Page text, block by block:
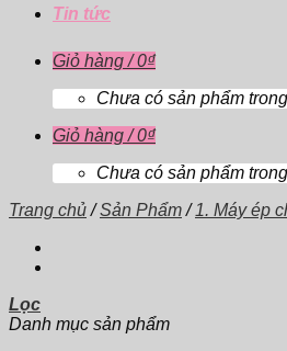
Tin tức
Giỏ hàng /0₫
Chưa có sản phẩm
Giỏ hàng /0₫
Chưa có sản phẩm
Trang chủ / Sản Phẩm / 1. Máy ép
Lọc
Danh mục sản phẩm